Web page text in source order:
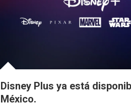
Disney Plus ya está
México.